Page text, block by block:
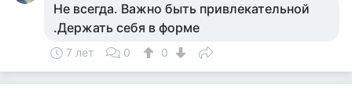
Не всегда. Важно быть привлекательной
.Держать себя в форме
7 лет 0 0